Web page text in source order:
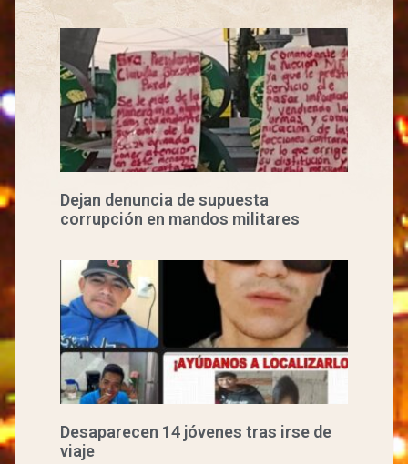
Dejan denuncia de supuesta
corrupción en mandos militares
Desaparecen 14 jóvenes tras irse de
viaje